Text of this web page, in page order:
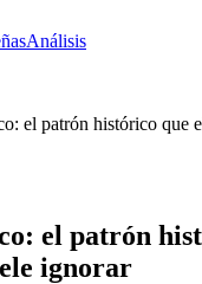
Análisis
el patrón histórico que
el patrón
ignorar